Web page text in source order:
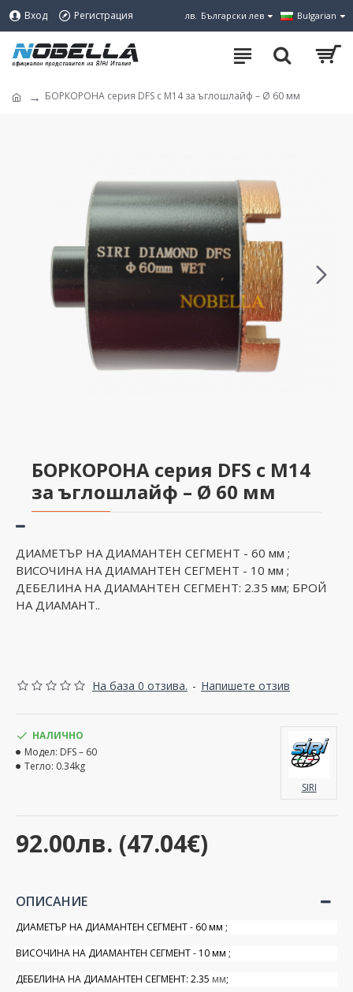
Вход Регистрация лв. Български лев Bulgarian
БОРКОРОНА серия DFS с М14 за ъглошлайф – Ø 60 мм
БОРКОРОНА серия DFS с М14
за ъглошлайф – Ø 60 мм
ДИАМЕТЪР НА ДИАМАНТЕН СЕГМЕНТ - 60 мм ;
ВИСОЧИНА НА ДИАМАНТЕН СЕГМЕНТ - 10 мм ;
ДЕБЕЛИНА НА ДИАМАНТЕН СЕГМЕНТ: 2.35 мм; БРОЙ
НА ДИАМАНТ..
На база 0 отзива. - Напишете отзив
92.00лв. (47.04€)
НАЛИЧНО
Модел: DFS – 60
Тегло: 0.34kg
SIRI
ОПИСАНИЕ
ДИАМЕТЪР НА ДИАМАНТЕН СЕГМЕНТ - 60 мм ;
ВИСОЧИНА НА ДИАМАНТЕН СЕГМЕНТ - 10 мм ;
ДЕБЕЛИНА НА ДИАМАНТЕН СЕГМЕНТ: 2.35 мм;